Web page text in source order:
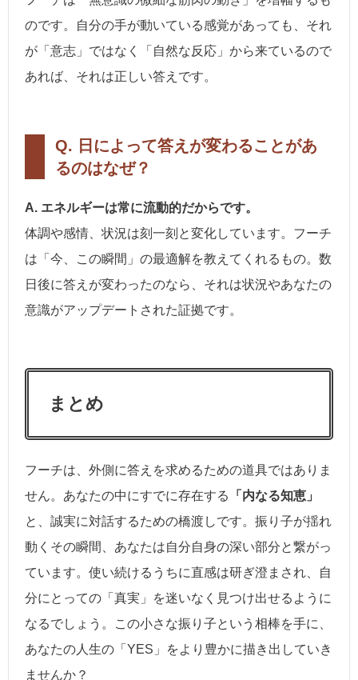
のです。自分の手が動いている感覚があっても、それ
が「意志」ではなく「自然な反応」から来ているので
あれば、それは正しい答えです。
Q. 日によって答えが変わることがあ
るのはなぜ？
A. エネルギーは常に流動的だからです。
体調や感情、状況は刻一刻と変化しています。フーチ
は「今、この瞬間」の最適解を教えてくれるもの。数
日後に答えが変わったのなら、それは状況やあなたの
意識がアップデートされた証拠です。
まとめ
フーチは、外側に答えを求めるための道具ではありま
せん。あなたの中にすでに存在する
「内なる知恵」
と、誠実に対話するための橋渡しです。振り子が揺れ
動くその瞬間、あなたは自分自身の深い部分と繋がっ
ています。使い続けるうちに直感は研ぎ澄まされ、自
分にとっての「真実」を迷いなく見つけ出せるように
なるでしょう。この小さな振り子という相棒を手に、
あなたの人生の「YES」をより豊かに描き出していき
ませんか？